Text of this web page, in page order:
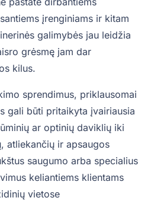
įrenginiams ir kitam
galimybės jau leidžia
grėsmę jam dar
kilus.
sprendimus, priklausomai
gali būti pritaikyta įvairiausia
ar optinių daviklių iki
atliekančių ir apsaugos
saugumo arba specialius
keliantiems klientams
vietose